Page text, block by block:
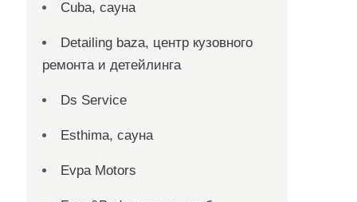
Cuba, сауна
Detailing baza, центр кузовного
ремонта и детейлинга
Ds Service
Esthima, сауна
Evpa Motors